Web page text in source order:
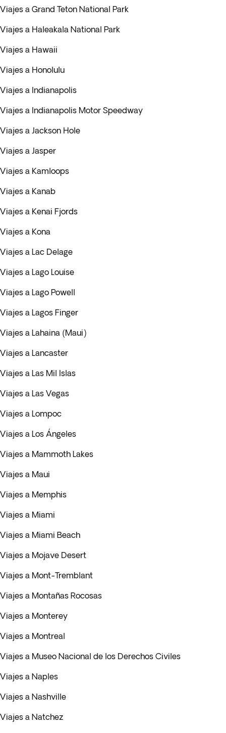
Viajes a Grand Teton National Park
Viajes a Haleakala National Park
Viajes a Hawaii
Viajes a Honolulu
Viajes a Indianapolis
Viajes a Indianapolis Motor Speedway
Viajes a Jackson Hole
Viajes a Jasper
Viajes a Kamloops
Viajes a Kanab
Viajes a Kenai Fjords
Viajes a Kona
Viajes a Lac Delage
Viajes a Lago Louise
Viajes a Lago Powell
Viajes a Lagos Finger
Viajes a Lahaina (Maui)
Viajes a Lancaster
Viajes a Las Mil Islas
Viajes a Las Vegas
Viajes a Lompoc
Viajes a Los Ángeles
Viajes a Mammoth Lakes
Viajes a Maui
Viajes a Memphis
Viajes a Miami
Viajes a Miami Beach
Viajes a Mojave Desert
Viajes a Mont-Tremblant
Viajes a Montañas Rocosas
Viajes a Monterey
Viajes a Montreal
Viajes a Museo Nacional de los Derechos Civiles
Viajes a Naples
Viajes a Nashville
Viajes a Natchez